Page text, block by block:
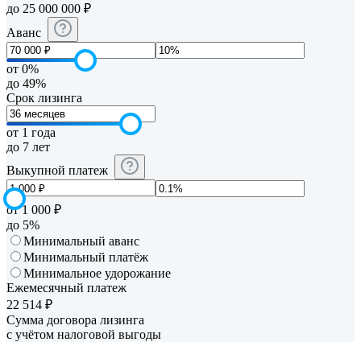
до 25 000 000 ₽
Аванс
от 0%
до 49%
Срок лизинга
от 1 года
до 7 лет
Выкупной платеж
от 1 000 ₽
до 5%
Минимальный аванс
Минимальный платёж
Минимальное удорожание
Ежемесячный платеж
22 514 ₽
Сумма договора лизинга
с учётом налоговой выгоды